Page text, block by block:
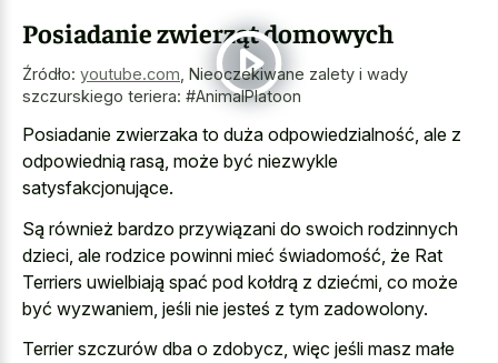
Posiadanie zwierząt domowych
Źródło: youtube.com Nieoczekiwane zalety i wady
szczurskiego teriera: #AnimalPlatoon
Posiadanie zwierzaka to duża odpowiedzialność, ale z
odpowiednią rasą, może być niezwykle
satysfakcjonujące.
Są również bardzo przywiązani do swoich rodzinnych
dzieci, ale rodzice powinni mieć świadomość, że Rat
Terriers uwielbiają spać pod kołdrą z dziećmi, co może
być wyzwaniem, jeśli nie jesteś z tym zadowolony.
Terrier szczurów dba o zdobycz, więc jeśli masz małe